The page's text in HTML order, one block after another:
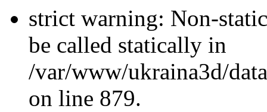
strict warning: Non-
be called statically in
/var/www/ukraina3d/
on line 879.